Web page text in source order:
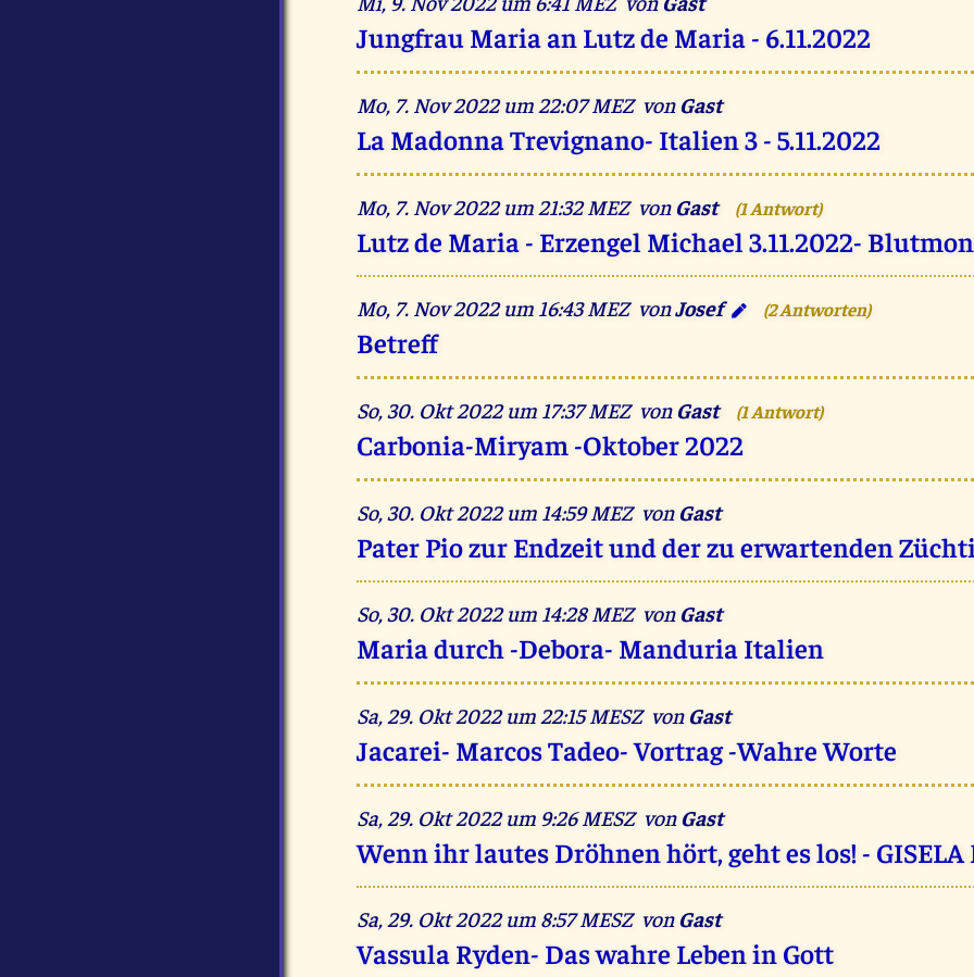
Jungfrau Maria an Lutz de Maria - 6.11.2022
Mo, 7. Nov 2022 um 22:07 MEZ vonGast
La Madonna Trevignano- Italien 3 - 5.11.2022
Mo, 7. Nov 2022 um 21:32 MEZ vonGast (1 Antwort)
Lutz de Maria - Erzengel Michael 3.11.2022-
Mo, 7. Nov 2022 um 16:43 MEZ vonJosef (2 Antworten)
Betreff
So, 30. Okt 2022 um 17:37 MEZ vonGast (1 Antwort)
Carbonia-Miryam -Oktober 2022
So, 30. Okt 2022 um 14:59 MEZ vonGast
Pater Pio zur Endzeit und der zu erwartenden
So, 30. Okt 2022 um 14:28 MEZ vonGast
Maria durch -Debora- Manduria Italien
Sa, 29. Okt 2022 um 22:15 MESZ vonGast
Jacarei- Marcos Tadeo- Vortrag -Wahre Worte
Sa, 29. Okt 2022 um 9:26 MESZ vonGast
Wenn ihr lautes Dröhnen hört, geht es los! - GISELA
Sa, 29. Okt 2022 um 8:57 MESZ vonGast
Vassula Ryden- Das wahre Leben in Gott